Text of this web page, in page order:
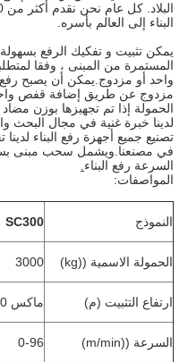
البناء إلى العالم بأسره.
يمكن تثبيت و تفكيك الرفع بسهولة
المستمرة من المبنى ، وفقا
واحد أو مزدوج.يمكن أن يصبح
مزدوج عن طريق إضافة قفص
الحمولة إذا تم تجهيزها بوزن مضاد
لدينا خبرة غنية في مجال البحث
تصنيع جميع أجهزة رفع البناء
في مصنعنا.ويشمل سحب مبنى
السرعة رفع البناء.
المواصفات:
النموذج SC300
الحمولة الاسمية ((kg) 3000
ارتفاع التثبيت (م) ماكس 500 متر
السرعة ((m/min) 0-96